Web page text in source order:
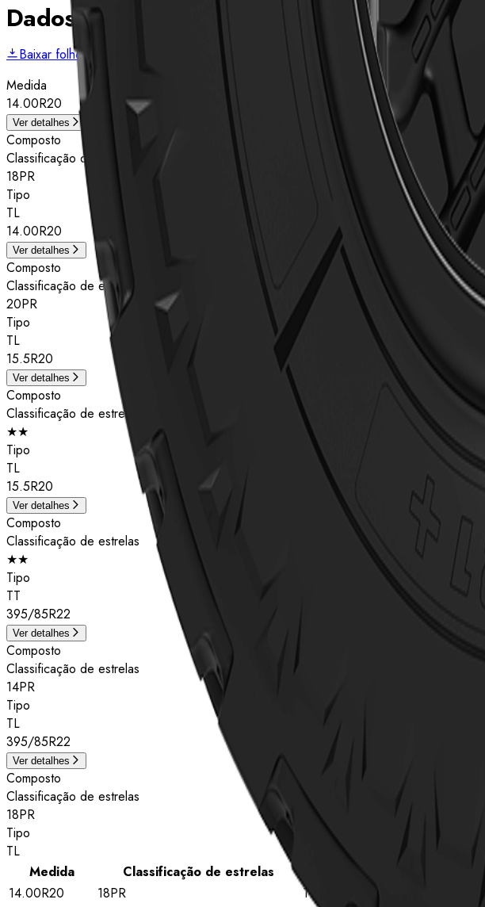
Dados técnicos
Baixar folheto
Medida
14.00R20
Ver detalhes
Composto
Classificação de estrelas
18PR
Tipo
TL
14.00R20
Ver detalhes
Composto
Classificação de estrelas
20PR
Tipo
TL
15.5R20
Ver detalhes
Composto
Classificação de estrelas
★★
Tipo
TL
15.5R20
Ver detalhes
Composto
Classificação de estrelas
★★
Tipo
TT
395/85R22
Ver detalhes
Composto
Classificação de estrelas
14PR
Tipo
TL
395/85R22
Ver detalhes
Composto
Classificação de estrelas
18PR
Tipo
TL
Medida
Classificação de estrelas
14.00R20
18PR TL Ver